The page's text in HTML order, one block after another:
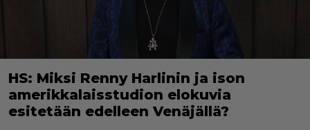
HS: Miksi Renny Harlinin ja ison
amerikkalaisstudion elokuvia
esitetään edelleen Venäjällä?